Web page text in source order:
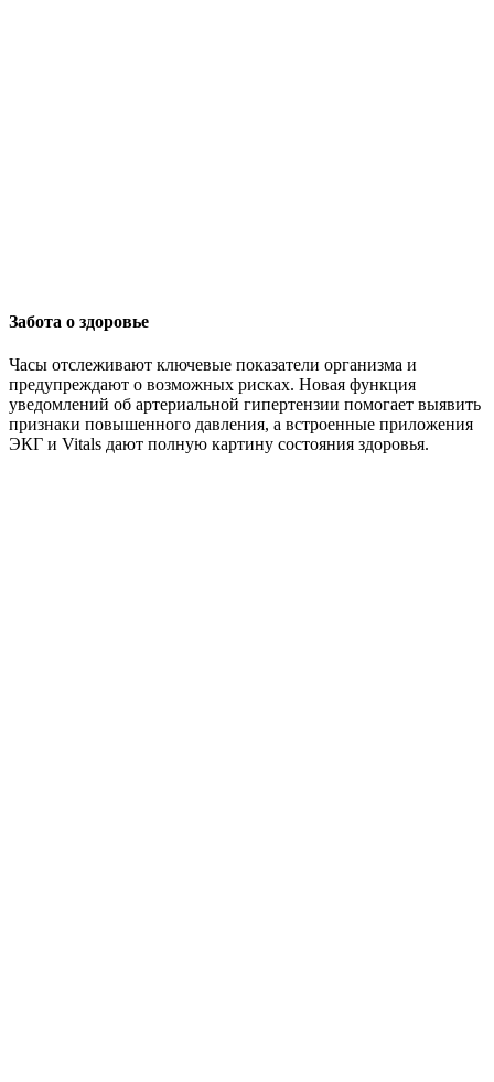
Забота о здоровье
Часы отслеживают ключевые показатели организма и
предупреждают о возможных рисках. Новая функция
уведомлений об артериальной гипертензии помогает выявить
признаки повышенного давления, а встроенные приложения
ЭКГ и Vitals дают полную картину состояния здоровья.